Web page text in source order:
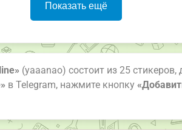
Показать ещё
(yaaanao) состоит из 25
в Telegram, нажмите кнопку